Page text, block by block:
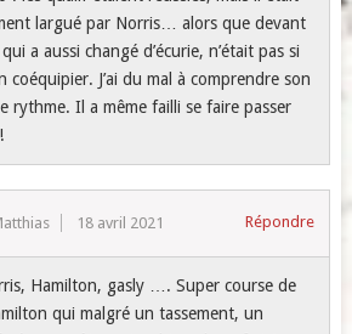
largué par Norris… alors que devant
a aussi changé d’écurie, n’était pas si
coéquipier. J’ai du mal à comprendre son
rythme. Il a même failli se faire passer
18 avril 2021 Répondre
Hamilton, gasly …. Super course de
qui malgré un tassement, un